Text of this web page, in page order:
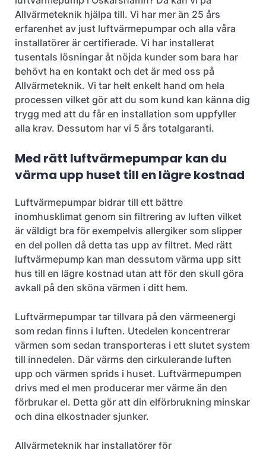
Allvärmeteknik hjälpa till. Vi har mer än 25 års
erfarenhet av just luftvärmepumpar och alla våra
installatörer är certifierade. Vi har installerat
tusentals lösningar åt nöjda kunder som bara har
behövt ha en kontakt och det är med oss på
Allvärmeteknik. Vi tar helt enkelt hand om hela
processen vilket gör att du som kund kan känna dig
trygg med att du får en installation som uppfyller
alla krav. Dessutom har vi 5 års totalgaranti.
Med rätt luftvärmepumpar kan du
värma upp huset till en lägre kostnad
Luftvärmepumpar bidrar till ett bättre
inomhusklimat genom sin filtrering av luften vilket
är väldigt bra för exempelvis allergiker som slipper
en del pollen då detta tas upp av filtret. Med rätt
luftvärmepump kan man dessutom värma upp sitt
hus till en lägre kostnad utan att för den skull göra
avkall på den sköna värmen i ditt hem.
Luftvärmepumpar tar tillvara på den värmeenergi
som redan finns i luften. Utedelen koncentrerar
värmen som sedan transporteras i ett slutet system
till innedelen. Där värms den cirkulerande luften
upp och värmen sprids i huset. Luftvärmepumpen
drivs med el men producerar mer värme än den
förbrukar el. Detta gör att din elförbrukning minskar
och dina elkostnader sjunker.
Allvärmeteknik har installatörer för